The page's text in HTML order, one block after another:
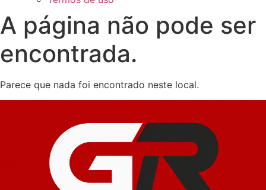
A página não pode ser
encontrada.
Parece que nada foi encontrado neste local.